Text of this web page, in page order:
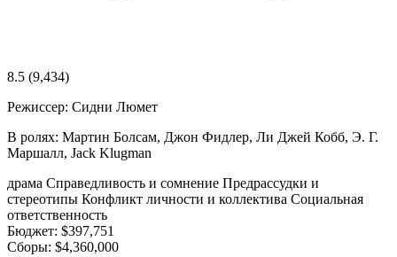
8.5 (9,434)
Режиссер: Сидни Люмет
В ролях: Мартин Болсам, Джон Фидлер, Ли Джей Кобб, Э. Г.
Маршалл, Jack Klugman
драма Справедливость и сомнение Предрассудки и
стереотипы Конфликт личности и коллектива Социальная
ответственность
Бюджет: $397,751
Сборы: $4,360,000